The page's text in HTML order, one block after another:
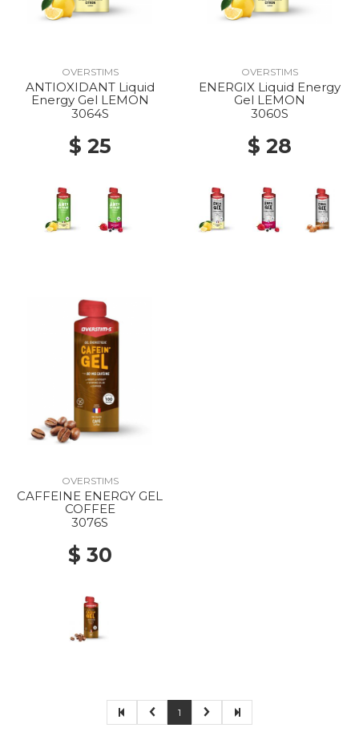
OVERSTIMS
ANTIOXIDANT Liquid
Energy Gel LEMON
3064S
$ 25
OVERSTIMS
ENERGIX Liquid Energy
Gel LEMON
3060S
$ 28
OVERSTIMS
CAFFEINE ENERGY GEL
COFFEE
3076S
$ 30
1